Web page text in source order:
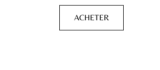
ACHETER